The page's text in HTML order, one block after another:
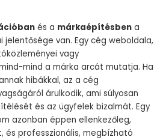
és a márkaépítésben a
van. Egy cég weboldala,
vagy
mind a márka arcát mutatja. Ha
hibákkal, az a cég
árulkodik, ami súlyosan
és az ügyfelek bizalmát. Egy
azonban éppen ellenkezőleg,
és professzionális, megbízható